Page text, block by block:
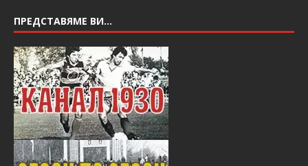
ПРЕДСТАВЯМЕ ВИ…